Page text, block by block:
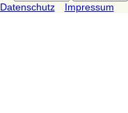
Datenschutz
Impressum